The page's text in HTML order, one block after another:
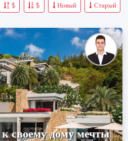
Старый
Новый
$
$
своему дому мечты